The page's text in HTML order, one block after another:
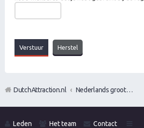
DutchAttraction.nl Nederlands grootste Dutch Attraction, Lifestyle, Vrouwen versieren en Pick-Up (PUA) Forum
Leden Het team Contact